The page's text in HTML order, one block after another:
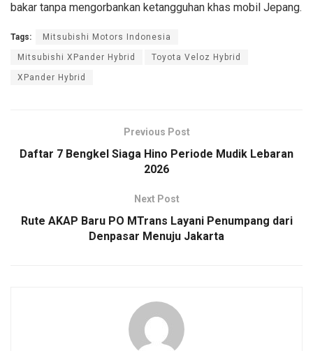
bakar tanpa mengorbankan ketangguhan khas mobil Jepang.
Tags: Mitsubishi Motors Indonesia
Mitsubishi XPander Hybrid Toyota Veloz Hybrid
XPander Hybrid
Previous Post
Daftar 7 Bengkel Siaga Hino Periode Mudik Lebaran
2026
Next Post
Rute AKAP Baru PO MTrans Layani Penumpang dari
Denpasar Menuju Jakarta